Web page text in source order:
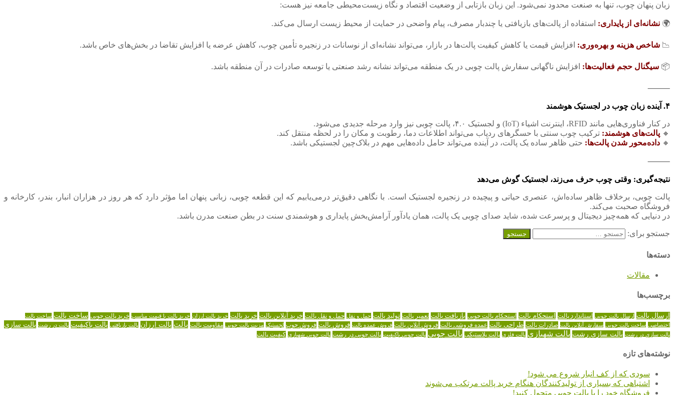
زبان پنهان چوب، تنها به صنعت محدود نمی‌شود. این زبان بازتابی از وضعیت اقتصاد و نگاه زیست‌محیطی جامعه نیز هست:
🌍 نشانه‌ای از پایداری: استفاده از پالت‌های بازیافتی یا چندبار مصرف، پیام واضحی در حمایت از محیط زیست ارسال می‌کند.
📉 شاخص هزینه و بهره‌وری: افزایش قیمت یا کاهش کیفیت پالت‌ها در بازار، می‌تواند نشانه‌ای از نوسانات در زنجیره تأمین چوب، کاهش عرضه یا افزایش تقاضا در بخش‌های خاص باشد.
📦 سیگنال حجم فعالیت‌ها: افزایش ناگهانی سفارش پالت چوبی در یک منطقه می‌تواند نشانه رشد صنعتی یا توسعه صادرات در آن منطقه باشد.
⸻
۴. آینده زبان چوب در لجستیک هوشمند
در کنار فناوری‌هایی مانند RFID، اینترنت اشیاء (IoT) و لجستیک ۴.۰، پالت چوبی نیز وارد مرحله جدیدی می‌شود.
🔸 پالت‌های هوشمند: ترکیب چوب سنتی با حسگرهای ردیاب می‌تواند اطلاعات دما، رطوبت و مکان را در لحظه منتقل کند.
🔸 داده‌محور شدن پالت‌ها: حتی ظاهر ساده یک پالت، در آینده می‌تواند حامل داده‌هایی مهم در بلاک‌چین لجستیکی باشد.
⸻
نتیجه‌گیری: وقتی چوب حرف می‌زند، لجستیک گوش می‌دهد
پالت چوبی، برخلاف ظاهر ساده‌اش، عنصری حیاتی و پیچیده در زنجیره لجستیک است. با نگاهی دقیق‌تر درمی‌یابیم که این قطعه چوبی، زبانی پنهان اما مؤثر دارد که هر روز در هزاران انبار، بندر، کارخانه و
فروشگاه صحبت می‌کند.
در دنیایی که همه‌چیز دیجیتال و پرسرعت شده، شاید صدای چوبی یک پالت، همان یادآور آرامش‌بخش پایداری و هوشمندی سنت در بطن صنعت مدرن باشد.
جستجو برای:
دسته‌ها
مقالات
برچسب‌ها
ارسال پالت ارسال پالت چوبی استاندارد پالت استحکام پالت استحکام پالت چوبی بازیافت پالت تعمیر پالت تولید پالت حمل و نقل حمل و نقل پالت خرید آنلاین پالت خرید پالت خرید پالت ارزان خرید پالت با قیمت مناسب خرید پالت چوبی ساخت پالت ساخت پالت
اختصاصی ساخت پالت چوبی سفارش آنلاین پالت صادرات پالت طراحی پالت عمده فروشی پالت فروش آنلاین پالت فروش عمده پالت فروش پالت فروش چوب لجستیک مزیت پالت چوبی مقاومت پالت پالت پالت ارزان پالت بازیافتی پالت باکیفیت پالت در رشت پالت سازی
پالت سازی در رشت پالت سازی رشت پالت شهبازی پالت فلزی پالت پلاستیکی پالت چوبی پالت چوبی باکیفیت پالت چوبی در رشت پالت چوبی شهبازی کیفیت پالت
نوشته‌های تازه
سودی که از کف انبار شروع می شود!
اشتباهی که بسیاری از تولیدکنندگان هنگام خرید پالت مرتکب می‌شوند
فروشگاه خود را با پالت چوبی متحول کنید!